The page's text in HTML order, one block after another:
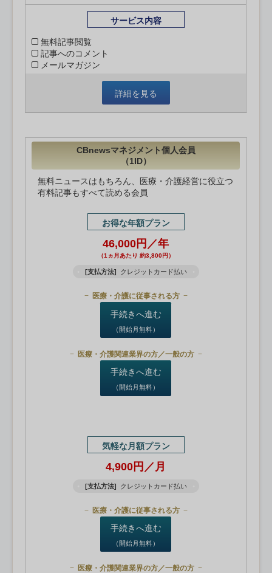
サービス内容
無料記事閲覧
記事へのコメント
メールマガジン
詳細を見る
CBnewsマネジメント個人会員
（1ID）
無料ニュースはもちろん、医療・介護経営に役立つ
有料記事もすべて読める会員
お得な年額プラン
46,000円／年
（1ヵ月あたり 約3,800円）
[支払方法] クレジットカード払い
医療・介護に従事される方
手続きへ進む
（開始月無料）
医療・介護関連業界の方／一般の方
手続きへ進む
（開始月無料）
気軽な月額プラン
4,900円／月
[支払方法] クレジットカード払い
医療・介護に従事される方
手続きへ進む
（開始月無料）
医療・介護関連業界の方／一般の方